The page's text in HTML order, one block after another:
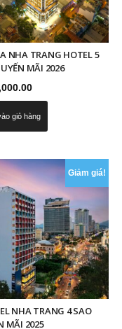
NHA TRANG HOTEL 5
MÃI 2026
giỏ hàng
Giảm giá!
NHA TRANG 4 SAO
MÃI 2025